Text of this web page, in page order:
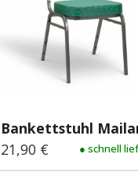
Bankettstuhl
Regulärer Preis:
21,90 € ● schnell